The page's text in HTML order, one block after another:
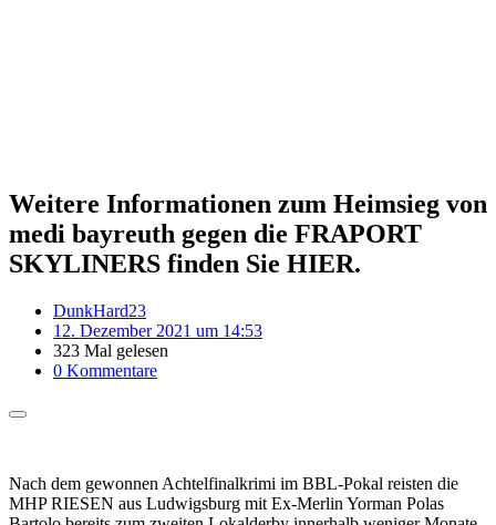
Weitere Informationen zum Heimsieg von
medi bayreuth gegen die FRAPORT
SKYLINERS finden Sie HIER.
DunkHard23
12. Dezember 2021 um 14:53
323 Mal gelesen
0 Kommentare
Nach dem gewonnen Achtelfinalkrimi im BBL-Pokal reisten die
MHP RIESEN aus Ludwigsburg mit Ex-Merlin Yorman Polas